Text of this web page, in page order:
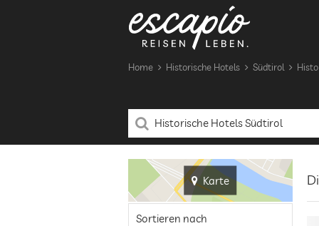
Home Historische Hotels Südtirol
Karte
Sortieren nach